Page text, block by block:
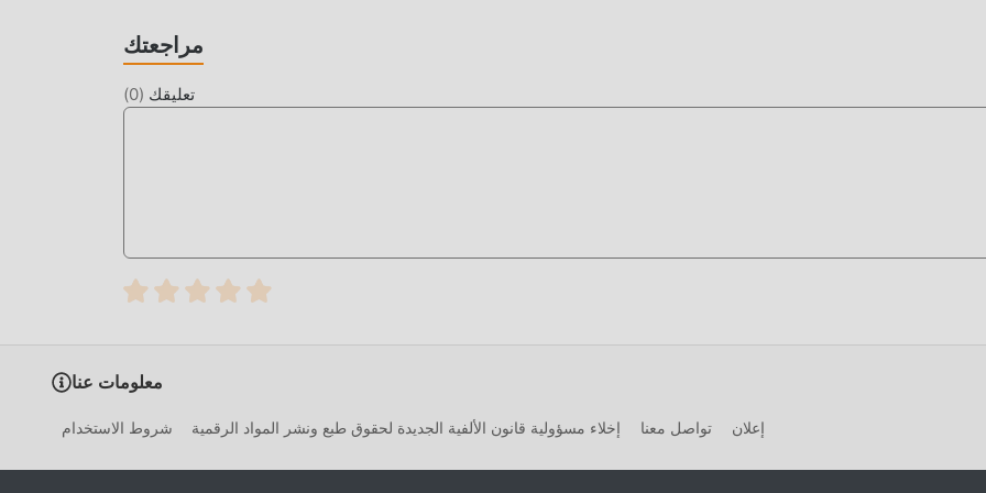
مراجعتك
تعليقك (
0
)
معلومات عنا
شروط الاستخدام إخلاء مسؤولية قانون الألفية الجديدة لحقوق طبع ونشر المواد الرقمية تواصل معنا إعلان